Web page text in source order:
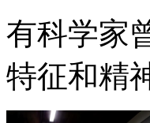
有科学家
特征和精